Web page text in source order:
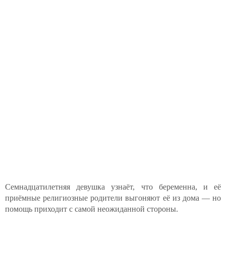
Семнадцатилетняя девушка узнаёт, что беременна, и её
приёмные религиозные родители выгоняют её из дома — но
помощь приходит с самой неожиданной стороны.